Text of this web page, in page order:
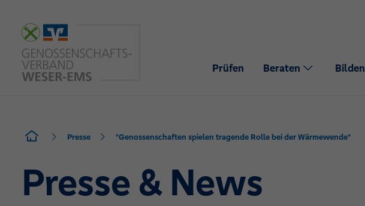
Prüfen Beraten Bilden
Presse "Genossenschaften spielen tragende Rolle bei der Wärmewende"
Presse & News